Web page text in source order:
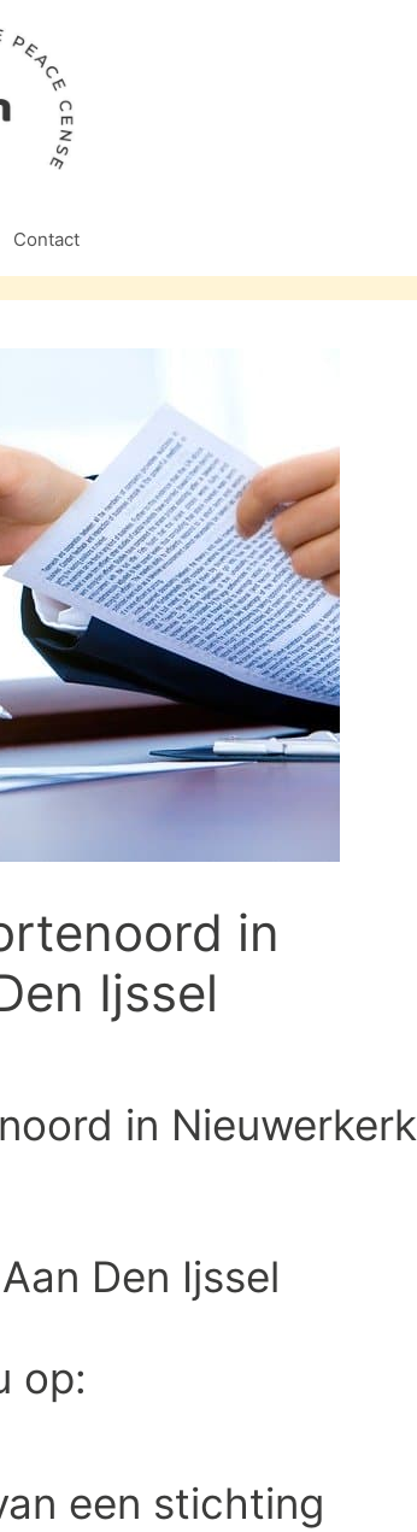
Contact
in
Ijssel
in Nieuwerkerk
Den Ijssel
op:
een stichting